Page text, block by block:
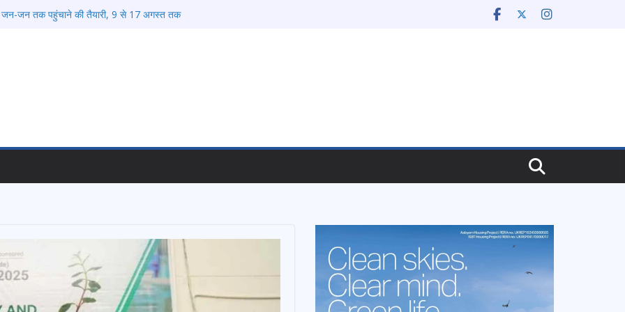
जन-जन तक पहुंचाने की तैयारी, 9 से 17 अगस्त तक